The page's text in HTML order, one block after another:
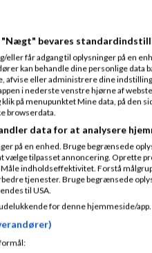
07
Indlæg ialt:428
Tusinde
søgte
noget der
Endnu
K
Fra
Frederikshavn
Tilmeldt 28. Jul
13
Tror mere
lokaliseret
eget
det
viden...
"Nægt" bevares
eller får adgang til oplysninger på en
kan behandle dine personlige
afvise eller administrere dine
i nederste venstre hjørne af
på menupunktet Mine data, på den
browserdata.
data for at analysere
på en enhed. Bruge begrænsede
vælge tilpasset annoncering. Oprette
indholdseffektivitet. Forstå
tjenester. Bruge begrænsede
til USA.
for denne hjemmeside/app.